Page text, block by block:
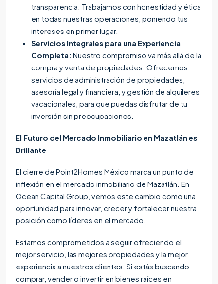
transparencia. Trabajamos con honestidad y ética
en todas nuestras operaciones, poniendo tus
intereses en primer lugar.
Servicios Integrales para una Experiencia
Completa: Nuestro compromiso va más allá de la
compra y venta de propiedades. Ofrecemos
servicios de administración de propiedades,
asesoría legal y financiera, y gestión de alquileres
vacacionales, para que puedas disfrutar de tu
inversión sin preocupaciones.
El Futuro del Mercado Inmobiliario en Mazatlán es
Brillante
El cierre de Point2Homes México marca un punto de
inflexión en el mercado inmobiliario de Mazatlán. En
Ocean Capital Group, vemos este cambio como una
oportunidad para innovar, crecer y fortalecer nuestra
posición como líderes en el mercado.
Estamos comprometidos a seguir ofreciendo el
mejor servicio, las mejores propiedades y la mejor
experiencia a nuestros clientes. Si estás buscando
comprar, vender o invertir en bienes raíces en